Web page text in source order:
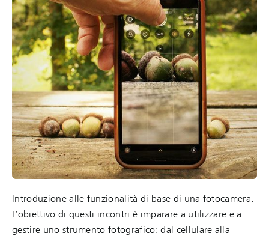
Introduzione alle funzionalità di base di una fotocamera.
L’obiettivo di questi incontri è imparare a utilizzare e a
gestire uno strumento fotografico: dal cellulare alla